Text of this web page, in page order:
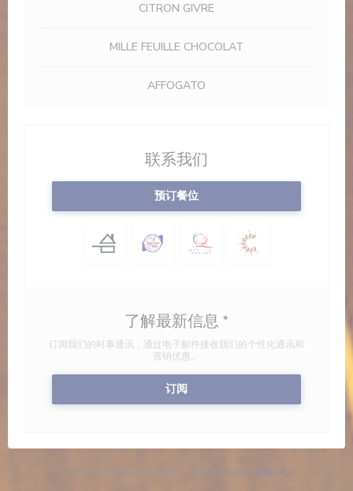
CITRON GIVRE
MILLE FEUILLE CHOCOLAT
AFFOGATO
联系我们
预订餐位
了解最新信息 *
订阅我们的时事通讯，通过电子邮件接收我们的个性化通讯和
营销优惠。
订阅
© 2026 BRASSERIE VALMA — 餐馆网站创建者 ZENCHEF((在新窗口中打